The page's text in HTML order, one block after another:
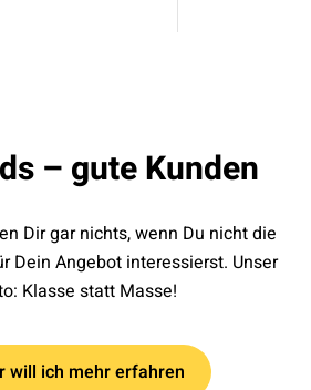
– gute Kunden
Dir gar nichts, wenn Du nicht die
Dein Angebot interessierst. Unser
Klasse statt Masse!
will ich mehr erfahren